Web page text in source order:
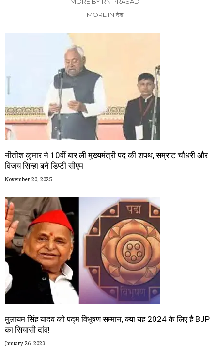
MORE IN देश
नीतीश कुमार ने 10वीं बार ली मुख्यमंत्री पद की शपथ, सम्राट चौधरी और
विजय सिन्हा बने डिप्टी सीएम
November 20, 2025
मुलायम सिंह यादव को पद्म विभूषण सम्मान, क्या यह 2024 के लिए है BJP
का सियासी दांव!
January 26, 2023